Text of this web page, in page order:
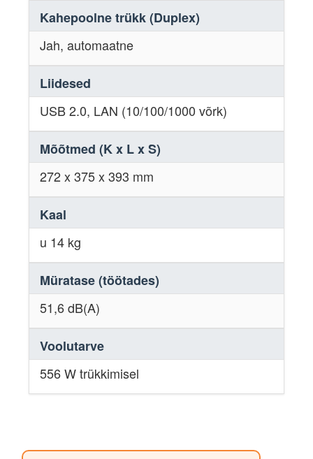
Kahepoolne trükk (Duplex)
Jah, automaatne
Liidesed
USB 2.0, LAN (10/100/1000 võrk)
Mõõtmed (K x L x S)
272 x 375 x 393 mm
Kaal
u 14 kg
Müratase (töötades)
51,6 dB(A)
Voolutarve
556 W trükkimisel